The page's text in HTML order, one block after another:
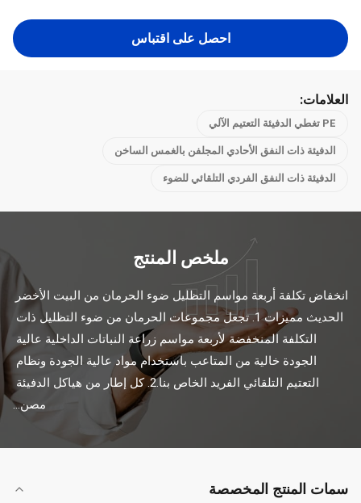
احصل على اقتباس
العلامات:
PE تغطي الدفيئة التعتيم الآلي
الدفيئة ذات النفق الأحادي المجلفن بالغمس الساخن
الدفيئة ذات النفق الفردي التلقائي للضوء
ملخص المنتج
مصن...
سمات المنتج المخصصة